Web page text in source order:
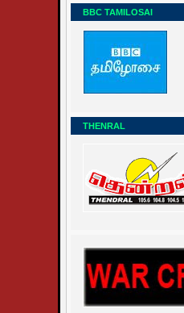
BBC TAMILOSAI
THENRAL